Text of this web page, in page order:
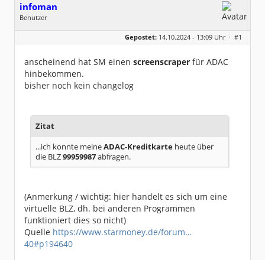
infoman
Benutzer
Geschlecht:
Dabei seit:
06 / 2008
Gepostet: 14.10.2024 - 13:09 Uhr · #1
anscheinend hat SM einen screenscraper für ADAC
hinbekommen.
bisher noch kein changelog
Zitat
...ich konnte meineADAC-Kreditkarte heute über
die BLZ99959987abfragen.
(Anmerkung / wichtig: hier handelt es sich um eine
virtuelle BLZ, dh. bei anderen Programmen
funktioniert dies so nicht)
Quelle https://www.starmoney.de/forum…
40#p194640